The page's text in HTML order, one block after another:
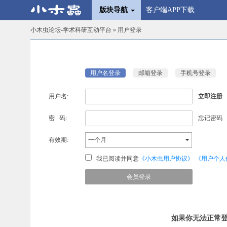
版块导航 客户端APP下载
小木虫论坛-学术科研互动平台 » 用户登录
用户名登录 邮箱登录 手机号登录
用户名: 立即注册
密 码: 忘记密码
有效期: 一个月
我已阅读并同意《小木虫用户协议》 《用户个
如果你无法正常